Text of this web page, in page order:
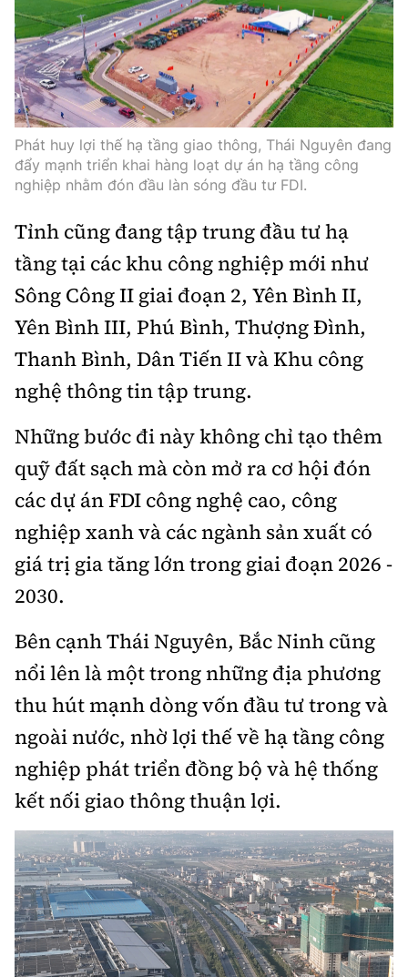
Phát huy lợi thế hạ tầng giao thông, Thái Nguyên đang
đẩy mạnh triển khai hàng loạt dự án hạ tầng công
nghiệp nhằm đón đầu làn sóng đầu tư FDI.
Tỉnh cũng đang tập trung đầu tư hạ
tầng tại các khu công nghiệp mới như
Sông Công II giai đoạn 2, Yên Bình II,
Yên Bình III, Phú Bình, Thượng Đình,
Thanh Bình, Dân Tiến II và Khu công
nghệ thông tin tập trung.
Những bước đi này không chỉ tạo thêm
quỹ đất sạch mà còn mở ra cơ hội đón
các dự án FDI công nghệ cao, công
nghiệp xanh và các ngành sản xuất có
giá trị gia tăng lớn trong giai đoạn 2026 -
2030.
Bên cạnh Thái Nguyên, Bắc Ninh cũng
nổi lên là một trong những địa phương
thu hút mạnh dòng vốn đầu tư trong và
ngoài nước, nhờ lợi thế về hạ tầng công
nghiệp phát triển đồng bộ và hệ thống
kết nối giao thông thuận lợi.